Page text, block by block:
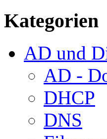
Kategorien
AD und
AD -
DHCP
DNS